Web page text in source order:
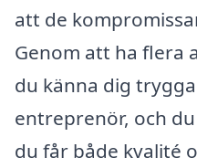
att de
Genom att ha flera
du känna dig
entreprenör, och
du får både kvalité